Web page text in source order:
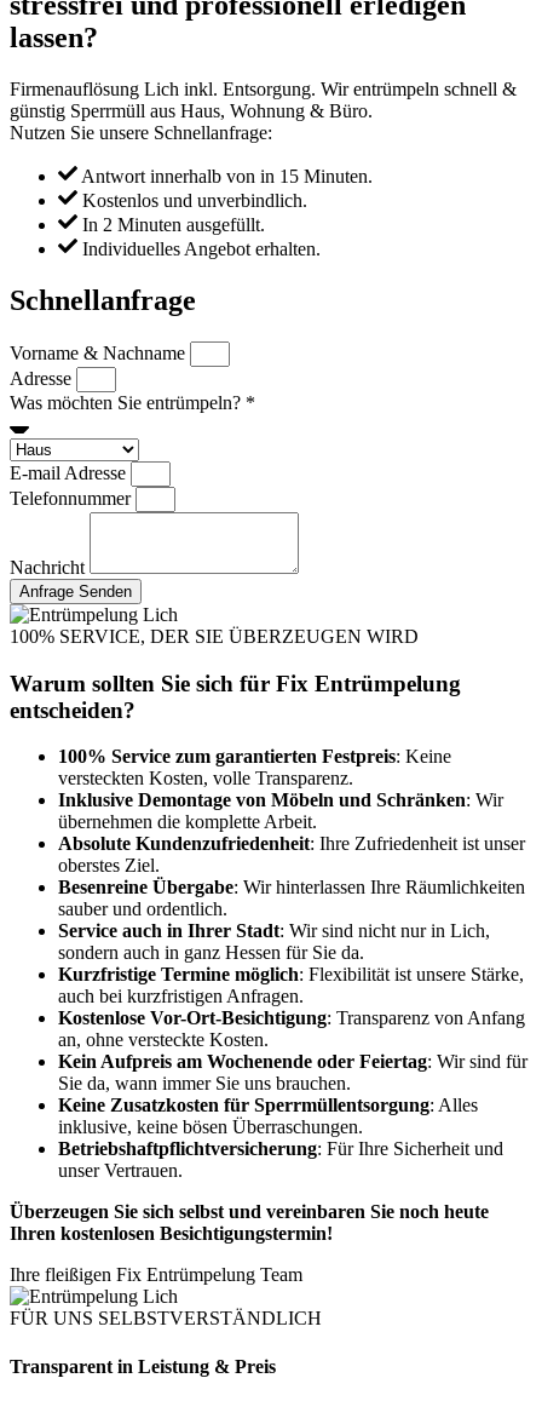
lassen?
Firmenauflösung Lich inkl. Entsorgung. Wir entrümpeln schnell &
günstig Sperrmüll aus Haus, Wohnung & Büro.
Nutzen Sie unsere Schnellanfrage:
Antwort innerhalb von in 15 Minuten.
Kostenlos und unverbindlich.
In 2 Minuten ausgefüllt.
Individuelles Angebot erhalten.
Schnellanfrage
Vorname & Nachname
Adresse
Was möchten Sie entrümpeln? *
E-mail Adresse
Telefonnummer
Nachricht
Anfrage Senden
100% SERVICE, DER SIE ÜBERZEUGEN WIRD
Warum sollten Sie sich für Fix Entrümpelung
entscheiden?
100% Service zum garantierten Festpreis: Keine
versteckten Kosten, volle Transparenz.
Inklusive Demontage von Möbeln und Schränken: Wir
übernehmen die komplette Arbeit.
Absolute Kundenzufriedenheit: Ihre Zufriedenheit ist unser
oberstes Ziel.
Besenreine Übergabe: Wir hinterlassen Ihre Räumlichkeiten
sauber und ordentlich.
Service auch in Ihrer Stadt: Wir sind nicht nur in Lich,
sondern auch in ganz Hessen für Sie da.
Kurzfristige Termine möglich: Flexibilität ist unsere Stärke,
auch bei kurzfristigen Anfragen.
Kostenlose Vor-Ort-Besichtigung: Transparenz von Anfang
an, ohne versteckte Kosten.
Kein Aufpreis am Wochenende oder Feiertag: Wir sind für
Sie da, wann immer Sie uns brauchen.
Keine Zusatzkosten für Sperrmüllentsorgung: Alles
inklusive, keine bösen Überraschungen.
Betriebshaftpflichtversicherung: Für Ihre Sicherheit und
unser Vertrauen.
Überzeugen Sie sich selbst und vereinbaren Sie noch heute
Ihren kostenlosen Besichtigungstermin!
Ihre fleißigen Fix Entrümpelung Team
FÜR UNS SELBSTVERSTÄNDLICH
Transparent in Leistung & Preis